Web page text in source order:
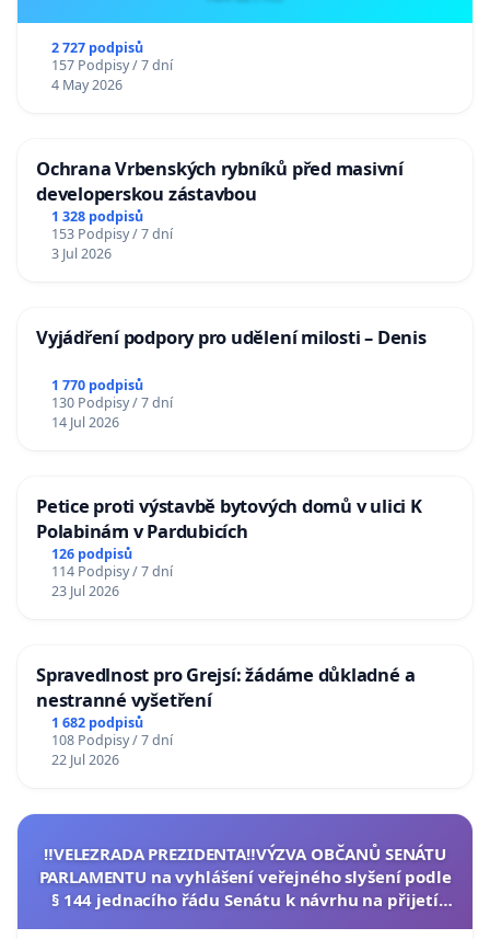
2 727 podpisů
157 Podpisy / 7 dní
4 May 2026
Ochrana Vrbenských rybníků před masivní
developerskou zástavbou
1 328 podpisů
153 Podpisy / 7 dní
3 Jul 2026
Vyjádření podpory pro udělení milosti – Denis
1 770 podpisů
130 Podpisy / 7 dní
14 Jul 2026
Petice proti výstavbě bytových domů v ulici K
Polabinám v Pardubicích
126 podpisů
114 Podpisy / 7 dní
23 Jul 2026
Spravedlnost pro Grejsí: žádáme důkladné a
nestranné vyšetření
1 682 podpisů
108 Podpisy / 7 dní
22 Jul 2026
‼️VELEZRADA PREZIDENTA‼️VÝZVA OBČANŮ SENÁTU
PARLAMENTU na vyhlášení veřejného slyšení podle
§ 144 jednacího řádu Senátu k návrhu na přijetí